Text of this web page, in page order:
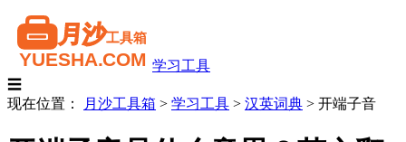
学习工具
☰
现在位置：
月沙工具箱 > 学习工具 > 汉英词典 > 开端子音